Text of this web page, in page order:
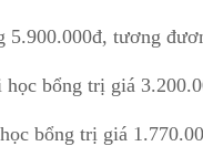
tương
bổng trị giá
bổng trị giá